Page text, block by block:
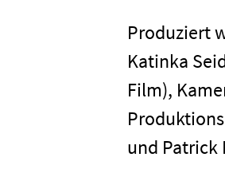
Produziert
Katinka
Film),
und Patrick